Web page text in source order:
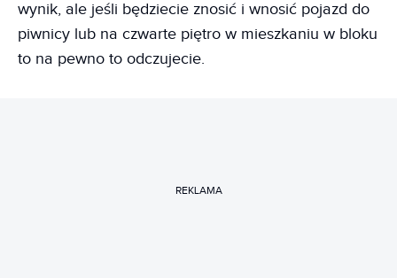
wynik, ale jeśli będziecie znosić i wnosić pojazd do
piwnicy lub na czwarte piętro w mieszkaniu w bloku
to na pewno to odczujecie.
REKLAMA